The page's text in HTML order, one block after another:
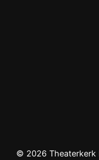
© 2026 Theaterkerk